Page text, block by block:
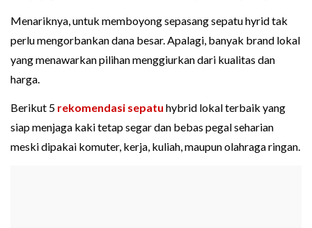
Menariknya, untuk memboyong sepasang sepatu hyrid tak
perlu mengorbankan dana besar. Apalagi, banyak brand lokal
yang menawarkan pilihan menggiurkan dari kualitas dan
harga.
Berikut 5 rekomendasi sepatu hybrid lokal terbaik yang
siap menjaga kaki tetap segar dan bebas pegal seharian
meski dipakai komuter, kerja, kuliah, maupun olahraga ringan.